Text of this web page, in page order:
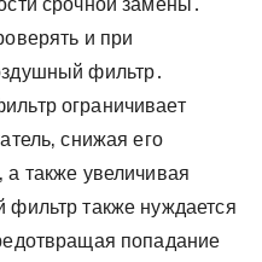
срочной замены․
и при
фильтр․
ограничивает
снижая его
также увеличивая
фильтр также нуждается
попадание